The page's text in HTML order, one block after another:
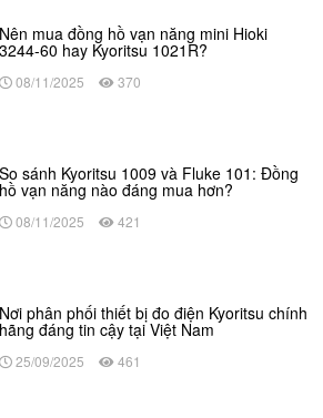
Nên mua đồng hồ vạn năng mini Hioki
3244-60 hay Kyoritsu 1021R?
08/11/2025 370
So sánh Kyoritsu 1009 và Fluke 101: Đồng
hồ vạn năng nào đáng mua hơn?
08/11/2025 421
Nơi phân phối thiết bị đo điện Kyoritsu chính
hãng đáng tin cậy tại Việt Nam
25/09/2025 461